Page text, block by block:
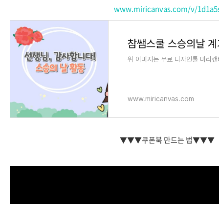
www.miricanvas.com/v/
참쌤스쿨 스승의날
위 이미지는 무료 디자인툴 미리
www.miricanvas.com
▼▼▼쿠폰북 만드는 법▼▼▼